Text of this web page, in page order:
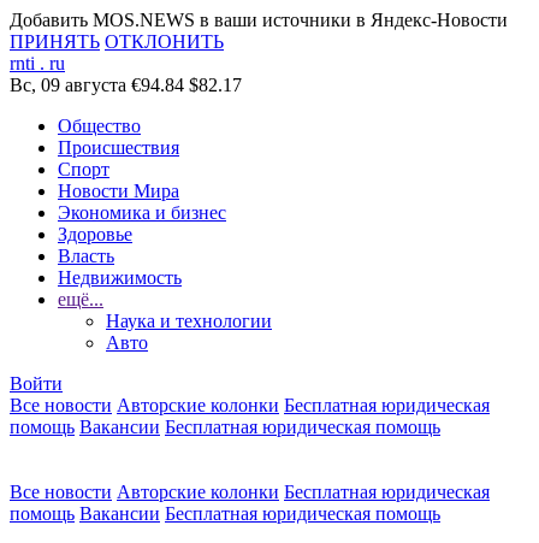
Добавить MOS.NEWS в ваши источники в Яндекс-Новости
ПРИНЯТЬ ОТКЛОНИТЬ
rnti . ru
Вс, 09 августа €94.84 $82.17
Общество
Происшествия
Спорт
Новости Мира
Экономика и бизнес
Здоровье
Власть
Недвижимость
ещё...
Наука и технологии
Авто
Войти
Все новости Авторские колонки Бесплатная юридическая
помощь Вакансии Бесплатная юридическая помощь
Все новости Авторские колонки Бесплатная юридическая
помощь Вакансии Бесплатная юридическая помощь